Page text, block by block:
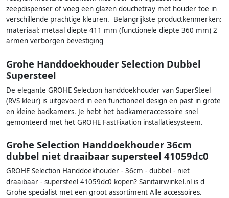
zeepdispenser of voeg een glazen douchetray met houder toe in
verschillende prachtige kleuren. Belangrijkste productkenmerken:
materiaal: metaal diepte 411 mm (functionele diepte 360 mm) 2
armen verborgen bevestiging
Grohe Handdoekhouder Selection Dubbel
Supersteel
De elegante GROHE Selection handdoekhouder van SuperSteel
(RVS kleur) is uitgevoerd in een functioneel design en past in grote
en kleine badkamers. Je hebt het badkameraccessoire snel
gemonteerd met het GROHE FastFixation installatiesysteem.
Grohe Selection Handdoekhouder 36cm
dubbel niet draaibaar supersteel 41059dc0
GROHE Selection Handdoekhouder - 36cm - dubbel - niet
draaibaar - supersteel 41059dc0 kopen? Sanitairwinkel.nl is d
Grohe specialist met een groot assortiment Alle accessoires.